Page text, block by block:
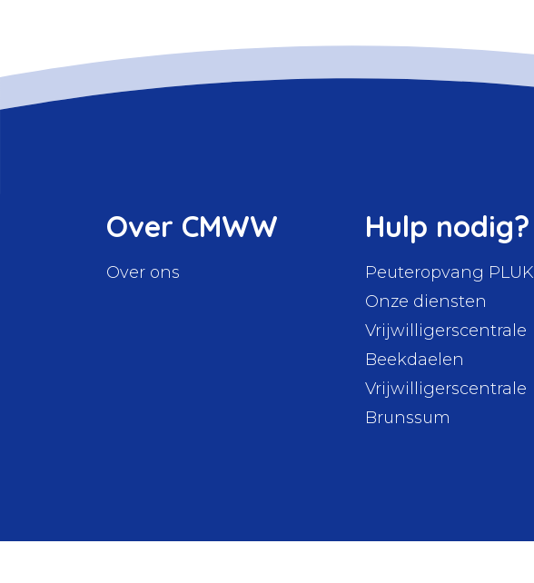
Over CMWW
Over ons
Hulp nodig?
Peuteropvang PLUK
Onze diensten
Vrijwilligerscentrale
Beekdaelen
Vrijwilligerscentrale
Brunssum